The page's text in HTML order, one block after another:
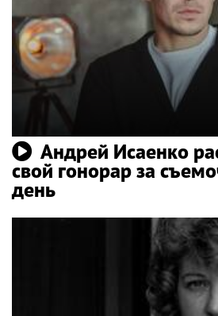
Андрей Исаенко
свой гонорар за
день